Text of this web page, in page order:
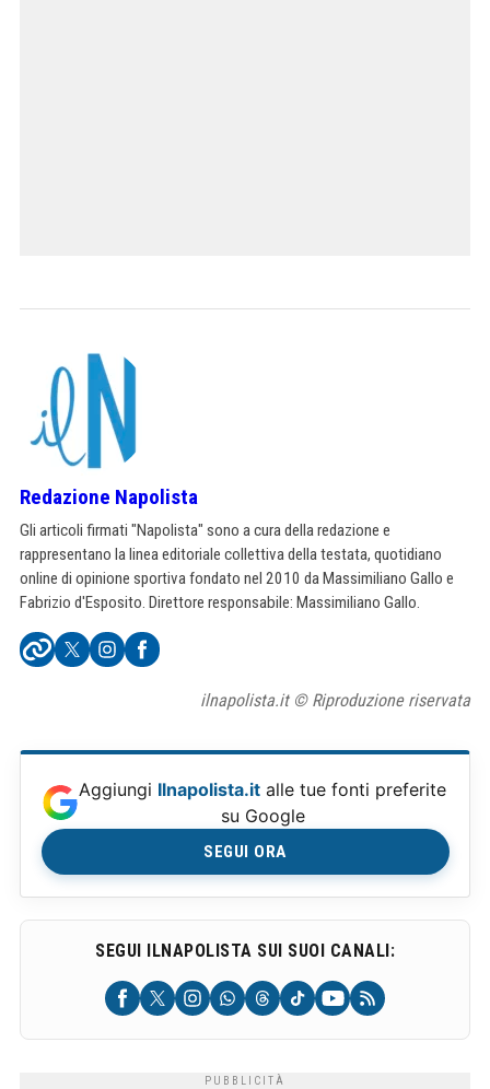
Redazione Napolista
Gli articoli firmati "Napolista" sono a cura della redazione e
rappresentano la linea editoriale collettiva della testata, quotidiano
online di opinione sportiva fondato nel 2010 da Massimiliano Gallo e
Fabrizio d'Esposito. Direttore responsabile: Massimiliano Gallo.
ilnapolista.it © Riproduzione riservata
Aggiungi Ilnapolista.it alle tue fonti preferite
su Google
SEGUI ORA
SEGUI ILNAPOLISTA SUI SUOI CANALI: